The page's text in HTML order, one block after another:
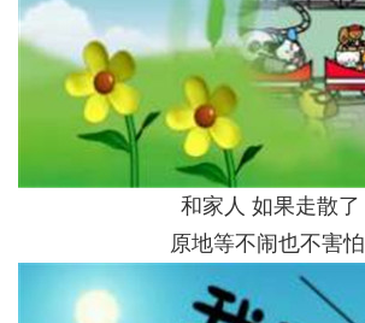
和家人 如果走散了
原地等不闹也不害怕